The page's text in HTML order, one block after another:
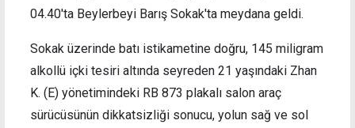
04.40'ta Beylerbeyi Barış Sokak'ta meydana geldi.
Sokak üzerinde batı istikametine doğru, 145 miligram
alkollü içki tesiri altında seyreden 21 yaşındaki Zhan
K. (E) yönetimindeki RB 873 plakalı salon araç
sürücüsünün dikkatsizliği sonucu, yolun sağ ve sol